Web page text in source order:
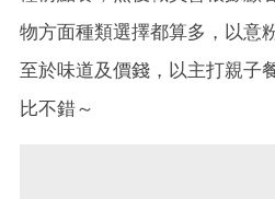
物方面種類選擇都算多，以意
至於味道及價錢，以主打親子
比不錯～